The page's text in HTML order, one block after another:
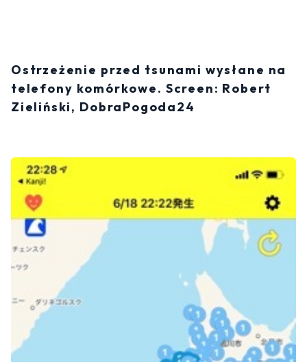
Ostrzeżenie przed tsunami wysłane na
telefony komórkowe. Screen: Robert
Zieliński, DobraPogoda24